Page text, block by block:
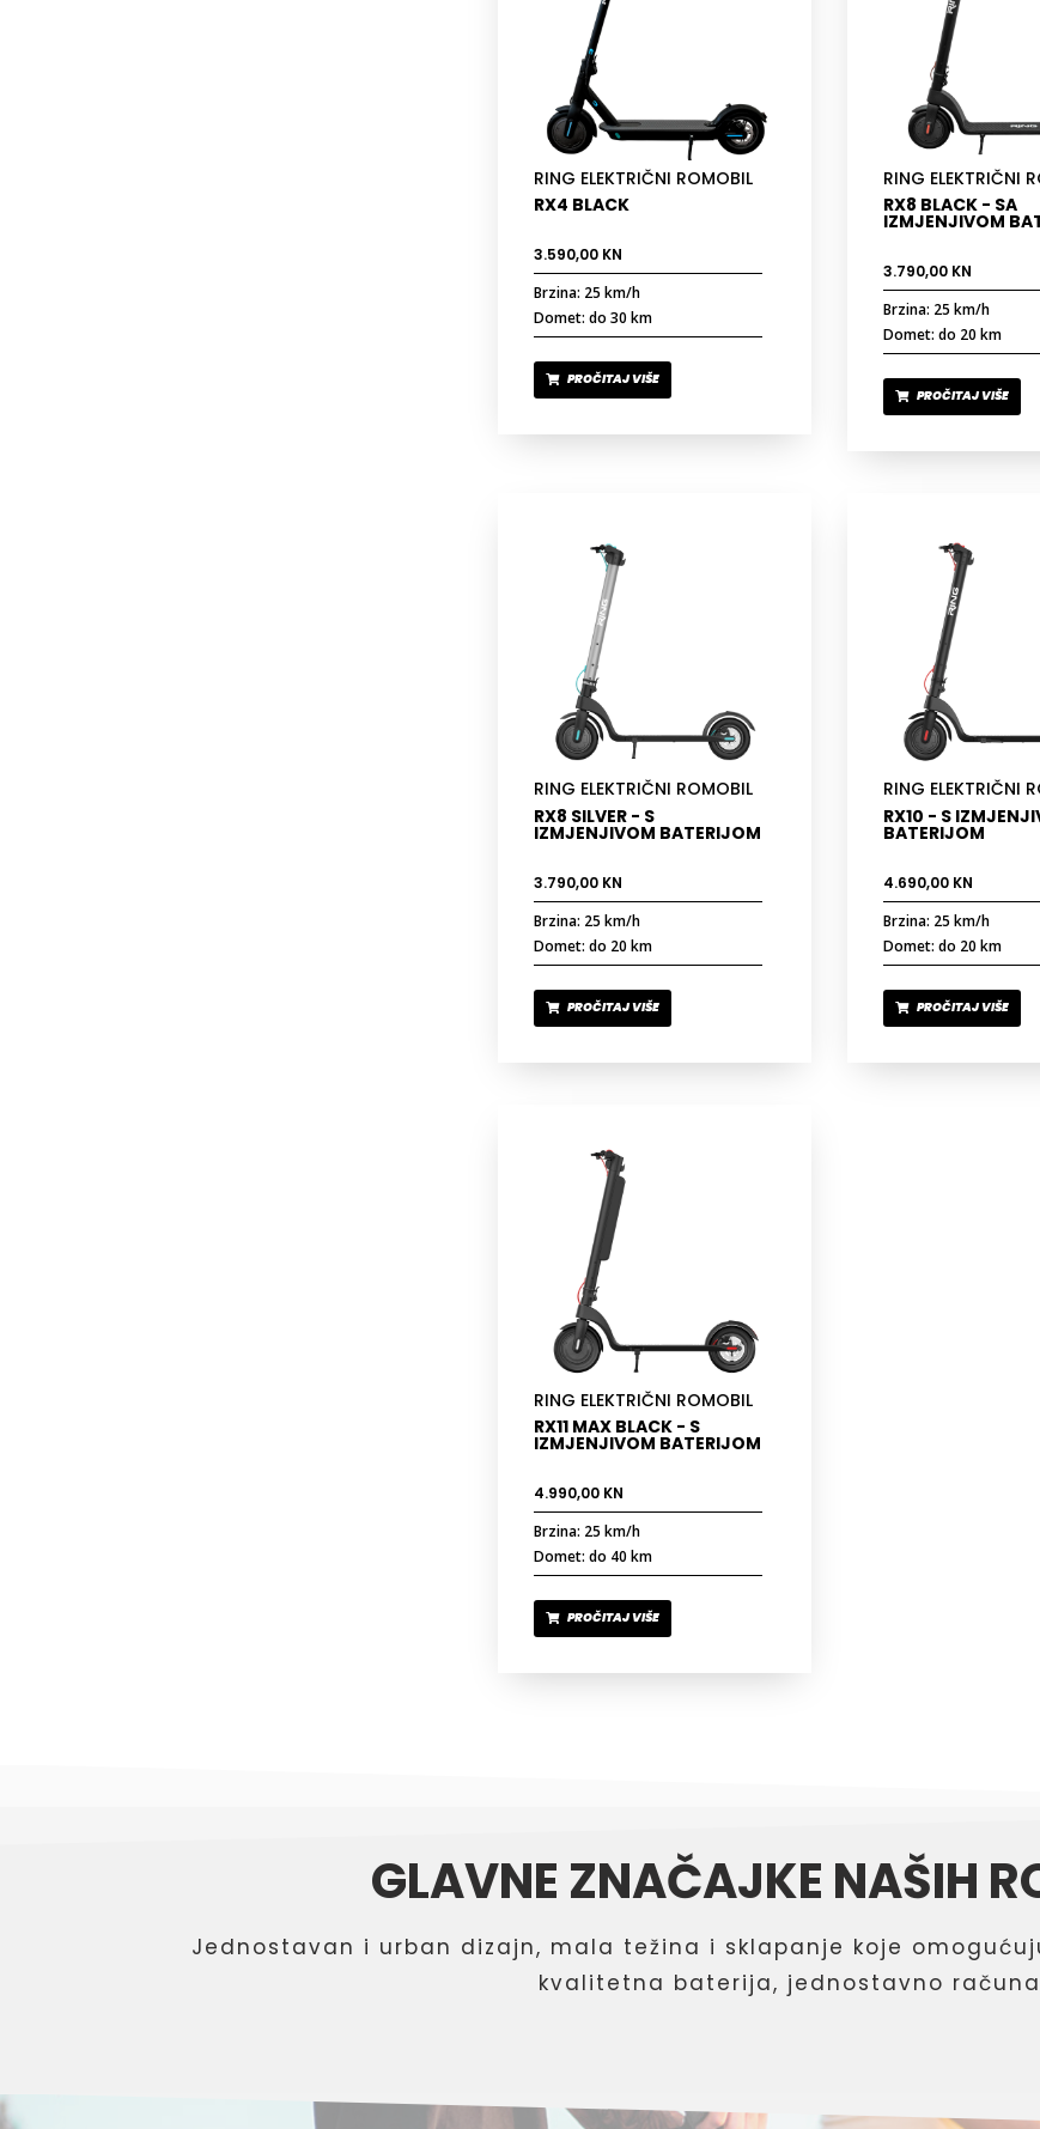
RING ELEKTRIČNI ROMOBIL
RX4 BLACK
3.590,00 KN
Brzina: 25 km/h
Domet: do 30 km
PROČITAJ VIŠE
RING ELEKTRIČNI
RX8 BLACK - SA
IZMJENJIVOM
3.790,00 KN
Brzina: 25 km/h
Domet: do 20 km
PROČITAJ VIŠE
RING ELEKTRIČNI ROMOBIL
RX8 SILVER - S
IZMJENJIVOM BATERIJOM
3.790,00 KN
Brzina: 25 km/h
Domet: do 20 km
PROČITAJ VIŠE
RING ELEKTRIČNI
RX10 - S
BATERIJOM
4.690,00 KN
Brzina: 25 km/h
Domet: do 20 km
PROČITAJ VIŠE
RING ELEKTRIČNI ROMOBIL
RX11 MAX BLACK - S
IZMJENJIVOM BATERIJOM
4.990,00 KN
Brzina: 25 km/h
Domet: do 40 km
PROČITAJ VIŠE
GLAVNE ZNAČAJKE NAŠIH
Jednostavan i urban dizajn, mala težina i sklapanje koje
kvalitetna baterija, jednostavno